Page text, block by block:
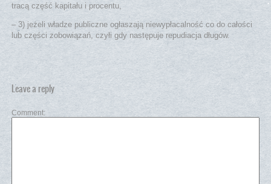
tracą część kapitału i procentu,
– 3) jeżeli władze publiczne ogłaszają niewypłacalność co do całości
lub części zobowiązań, czyłi gdy następuje repudiacja długów.
Leave a reply
Comment